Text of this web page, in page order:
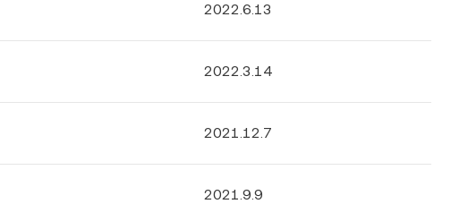
2022.6.13
2022.3.14
2021.12.7
2021.9.9